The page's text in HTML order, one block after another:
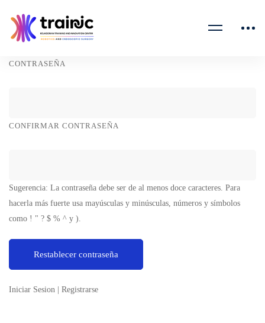
Reset
CONTRASEÑA
CONFIRMAR CONTRASEÑA
Sugerencia: La contraseña debe ser de al menos doce caracteres. Para
hacerla más fuerte usa mayúsculas y minúsculas, números y símbolos
como ! " ? $ % ^ y ).
Iniciar Sesion | Registrarse